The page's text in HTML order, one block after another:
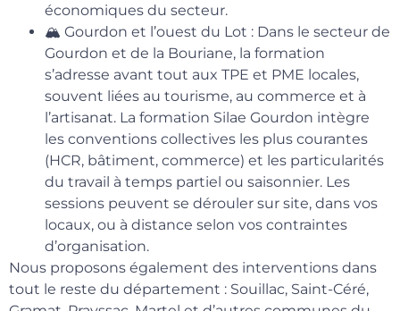
économiques du secteur.
🏔️ Gourdon et l’ouest du Lot : Dans le secteur de
Gourdon et de la Bouriane, la formation
s’adresse avant tout aux TPE et PME locales,
souvent liées au tourisme, au commerce et à
l’artisanat. La formation Silae Gourdon intègre
les conventions collectives les plus courantes
(HCR, bâtiment, commerce) et les particularités
du travail à temps partiel ou saisonnier. Les
sessions peuvent se dérouler sur site, dans vos
locaux, ou à distance selon vos contraintes
d’organisation.
Nous proposons également des interventions dans
tout le reste du département : Souillac, Saint-Céré,